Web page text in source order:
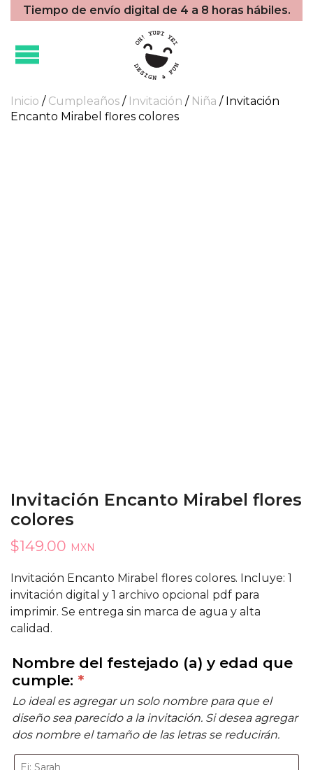
Tiempo de envío digital de 4 a 8 horas hábiles.
Inicio / Cumpleaños / Invitación / Niña / Invitación
Encanto Mirabel flores colores
Invitación Encanto Mirabel flores
colores
$149.00 MXN
Invitación Encanto Mirabel flores colores. Incluye: 1
invitación digital y 1 archivo opcional pdf para
imprimir. Se entrega sin marca de agua y alta
calidad.
Nombre del festejado (a) y edad que
cumple: *
Lo ideal es agregar un solo nombre para que el
diseño sea parecido a la invitación. Si desea agregar
dos nombre el tamaño de las letras se reducirán.